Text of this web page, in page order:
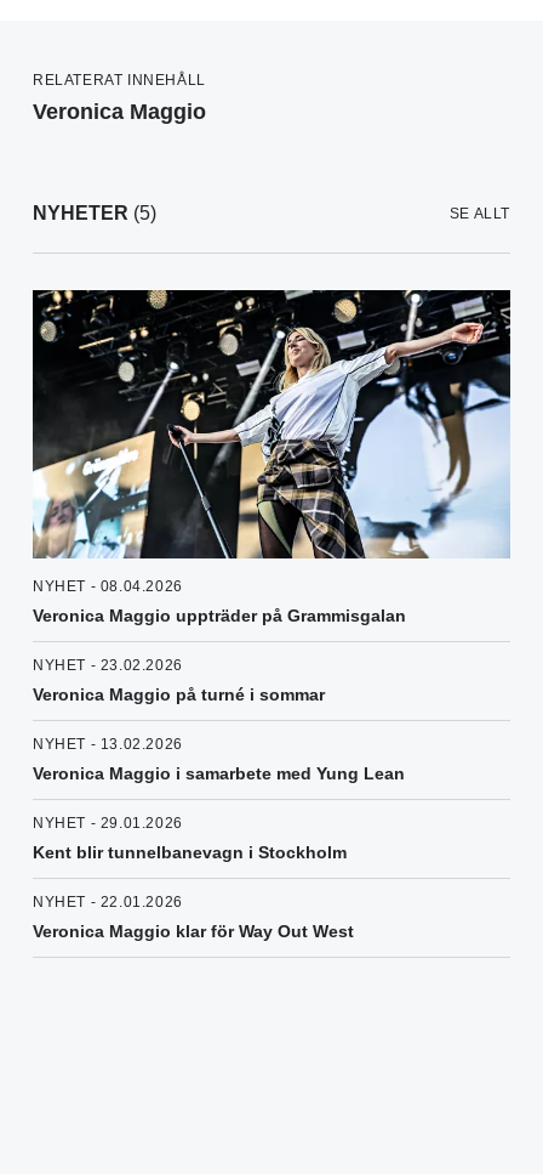
RELATERAT INNEHÅLL
Veronica Maggio
NYHETER (5) SE ALLT
NYHET - 08.04.2026
Veronica Maggio uppträder på Grammisgalan
NYHET - 23.02.2026
Veronica Maggio på turné i sommar
NYHET - 13.02.2026
Veronica Maggio i samarbete med Yung Lean
NYHET - 29.01.2026
Kent blir tunnelbanevagn i Stockholm
NYHET - 22.01.2026
Veronica Maggio klar för Way Out West